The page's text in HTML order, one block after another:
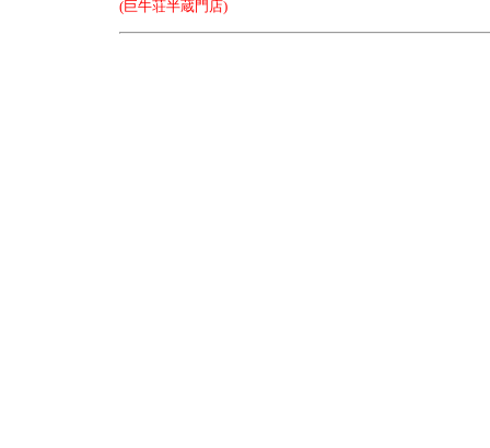
(巨牛荘半蔵門店)